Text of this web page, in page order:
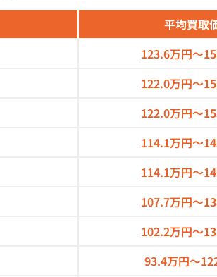
平均買取
123.6万円～
122.0万円～
122.0万円～
114.1万円～
114.1万円～
107.7万円～
102.2万円～
93.4万円～